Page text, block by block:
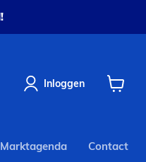
Inloggen
Contact